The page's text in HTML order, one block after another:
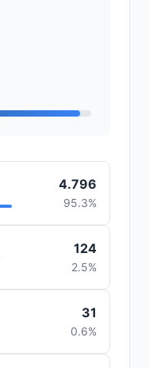
4.796
95.3%
124
2.5%
31
0.6%